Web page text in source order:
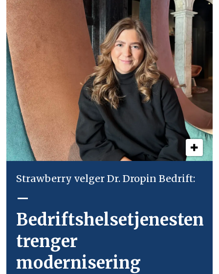
Strawberry velger Dr. Dropin Bedrift:
–
Bedriftshelsetjenesten
trenger
modernisering